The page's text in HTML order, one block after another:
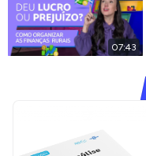
07:43